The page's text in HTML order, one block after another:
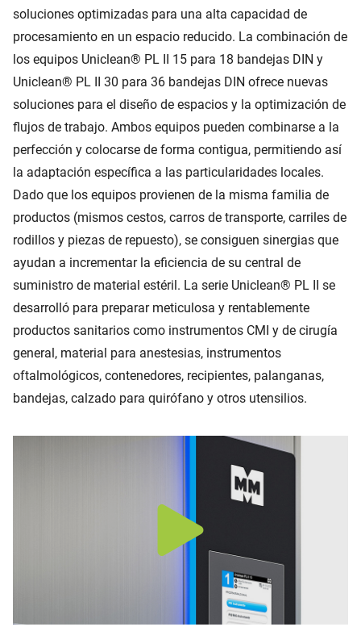
soluciones optimizadas para una alta capacidad de
procesamiento en un espacio reducido. La combinación de
los equipos Uniclean® PL II 15 para 18 bandejas DIN y
Uniclean® PL II 30 para 36 bandejas DIN ofrece nuevas
soluciones para el diseño de espacios y la optimización de
flujos de trabajo. Ambos equipos pueden combinarse a la
perfección y colocarse de forma contigua, permitiendo así
la adaptación específica a las particularidades locales.
Dado que los equipos provienen de la misma familia de
productos (mismos cestos, carros de transporte, carriles de
rodillos y piezas de repuesto), se consiguen sinergias que
ayudan a incrementar la eficiencia de su central de
suministro de material estéril. La serie Uniclean® PL II se
desarrolló para preparar meticulosa y rentablemente
productos sanitarios como instrumentos CMI y de cirugía
general, material para anestesias, instrumentos
oftalmológicos, contenedores, recipientes, palanganas,
bandejas, calzado para quirófano y otros utensilios.